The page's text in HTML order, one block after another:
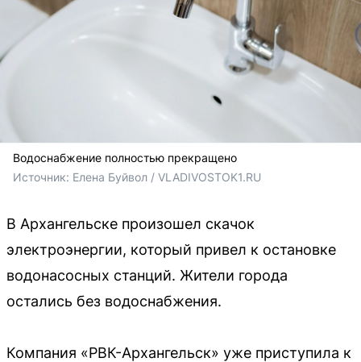
Водоснабжение полностью прекращено
Источник: Елена Буйвол / VLADIVOSTOK1.RU
В Архангельске произошел скачок
электроэнергии, который привел к остановке
водонасосных станций. Жители города
остались без водоснабжения.
Компания «РВК-Архангельск» уже приступила к